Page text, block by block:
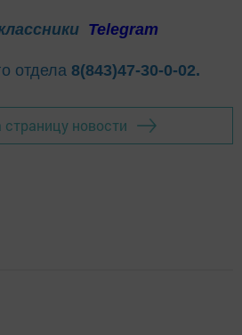
Telegram
отдела 8(843)47-30-0-02.
страницу новости